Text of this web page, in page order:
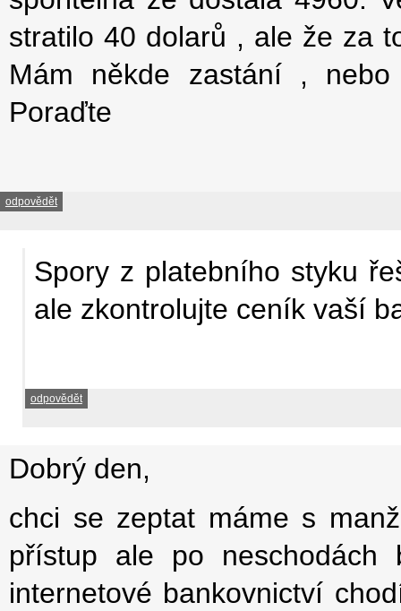
stratilo 40 dolarů , ale že za
Mám někde zastání , nebo
Poraďte
odpovědět
Spory z platebního styku
ale zkontrolujte ceník vaší
odpovědět
Dobrý den,
chci se zeptat máme s
přístup ale po
internetové bankovnictví